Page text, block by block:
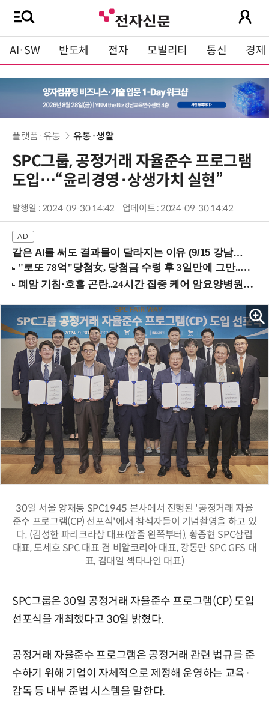
AI·SW 반도체 전자 모빌리티 통신 경제
플랫폼·유통 유통·생활
SPC그룹, 공정거래 자율준수 프로그램
도입…“윤리경영·상생가치 실현”
발행일 : 2024-09-30 14:42 업데이트 : 2024-09-30 14:42
같은 AI를 써도 결과물이 달라지는 이유 (9/15 강남역)
30일 서울 양재동 SPC1945 본사에서 진행된 '공정거래 자율
준수 프로그램(CP) 선포식'에서 참석자들이 기념촬영을 하고 있
다. (김성한 파리크라상 대표(앞줄 왼쪽부터), 황종현 SPC삼립
대표, 도세호 SPC 대표 겸 비알코리아 대표, 강동만 SPC GFS 대
표, 김대일 섹타나인 대표)
SPC그룹은 30일 공정거래 자율준수 프로그램(CP) 도입
선포식을 개최했다고 30일 밝혔다.
공정거래 자율준수 프로그램은 공정거래 관련 법규를 준
수하기 위해 기업이 자체적으로 제정해 운영하는 교육·
감독 등 내부 준법 시스템을 말한다.